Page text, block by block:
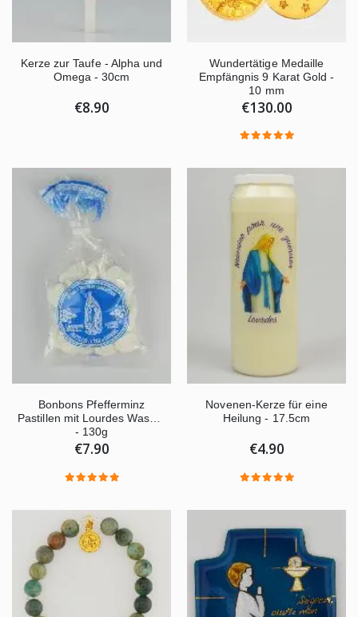
Kerze zur Taufe - Alpha und
Omega - 30cm
€8.90
Wundertätige Medaille
Empfängnis 9 Karat Gold -
10 mm
€130.00
Bonbons Pfefferminz
Pastillen mit Lourdes Wasser
- 130g
€7.90
Novenen-Kerze für eine
Heilung - 17.5cm
€4.90